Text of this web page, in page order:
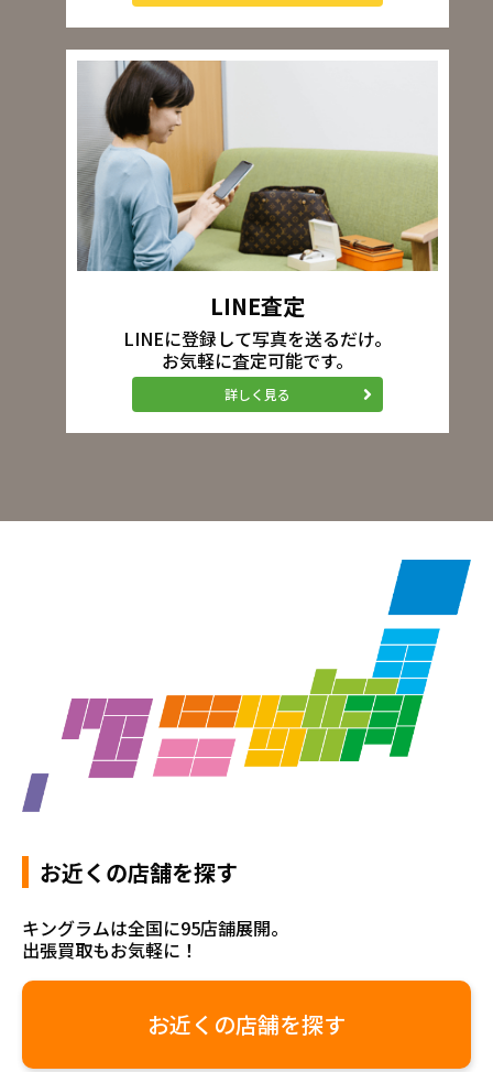
LINE査定
LINEに登録して写真を送るだけ。
お気軽に査定可能です。
詳しく見る
お近くの店舗を探す
キングラムは全国に95店舗展開。
出張買取もお気軽に！
お近くの店舗を探す